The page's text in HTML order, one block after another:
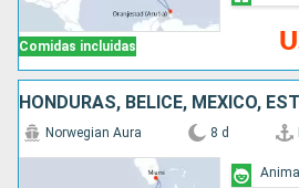
Comidas incluidas
Norwegian Aura 8 d